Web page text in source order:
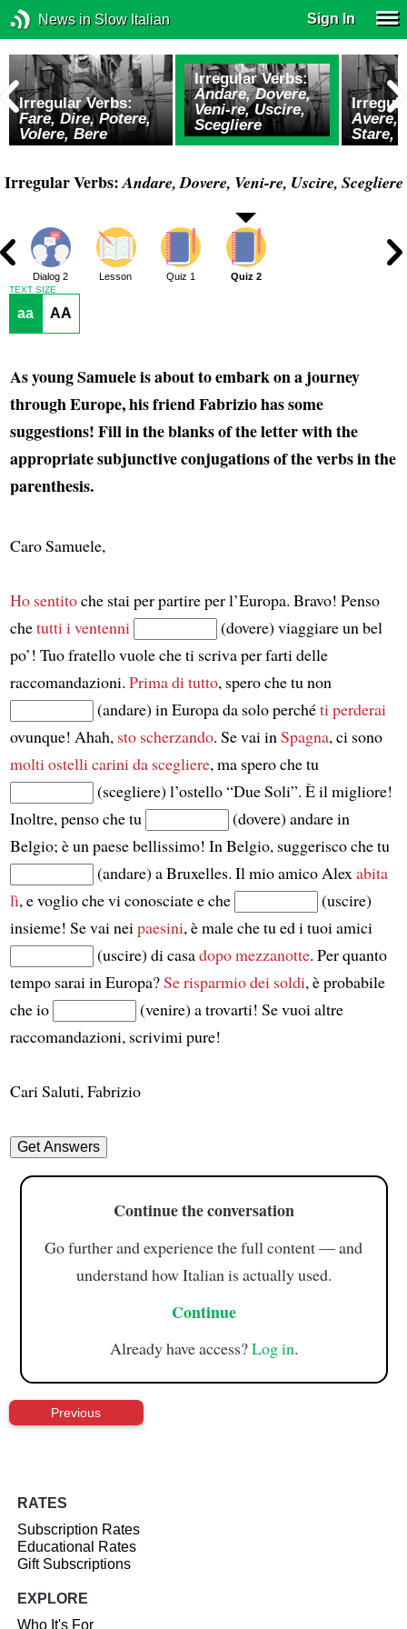
News in Slow Italian Sign In
Irregular Verbs:
Fare, Dire, Potere,
Volere, Bere
Irregular Verbs:
Andare, Dovere,
Veni-re, Uscire,
Scegliere
Avere,
Stare,
Irregular Verbs:Andare, Dovere, Veni-re, Uscire, Scegliere
Dialog 2 Lesson Quiz 1 Quiz 2
TEXT SIZE
aa AA
As young Samuele is about to embark on a journey
through Europe, his friend Fabrizio has some
suggestions! Fill in the blanks of the letter with the
appropriate subjunctive conjugations of the verbs in the
parenthesis.
Caro Samuele,
Ho sentitoche stai per partire per l’Europa. Bravo! Penso
chetutti i ventenni
(dovere) viaggiare un bel
po’! Tuo fratello vuole che ti scriva per farti delle
raccomandazioni. Prima di tutto, spero che tu non
(andare) in Europa da solo perchéti perderai
ovunque! Ahah, sto scherzando. Se vai in Spagna, ci sono
molti ostelli carini da scegliere, ma spero che tu
(scegliere) l’ostello “Due Soli”. È il migliore!
Inoltre, penso che tu
(dovere) andare in
Belgio; è un paese bellissimo! In Belgio, suggerisco che tu
(andare) a Bruxelles. Il mio amico Alex abita
lì, e voglio che vi conosciate e che
(uscire)
insieme! Se vai nei paesini, è male che tu ed i tuoi amici
(uscire) di casadopo mezzanotte. Per quanto
tempo sarai in Europa?Se risparmio dei soldi, è probabile
che io
(venire) a trovarti! Se vuoi altre
raccomandazioni, scrivimi pure!
Cari Saluti, Fabrizio
Continue the conversation
Go further and experience the full content — and
understand how Italian is actually used.
Continue
Already have access?Log in.
Previous
RATES
Subscription Rates
Educational Rates
Gift Subscriptions
EXPLORE
Who It's For